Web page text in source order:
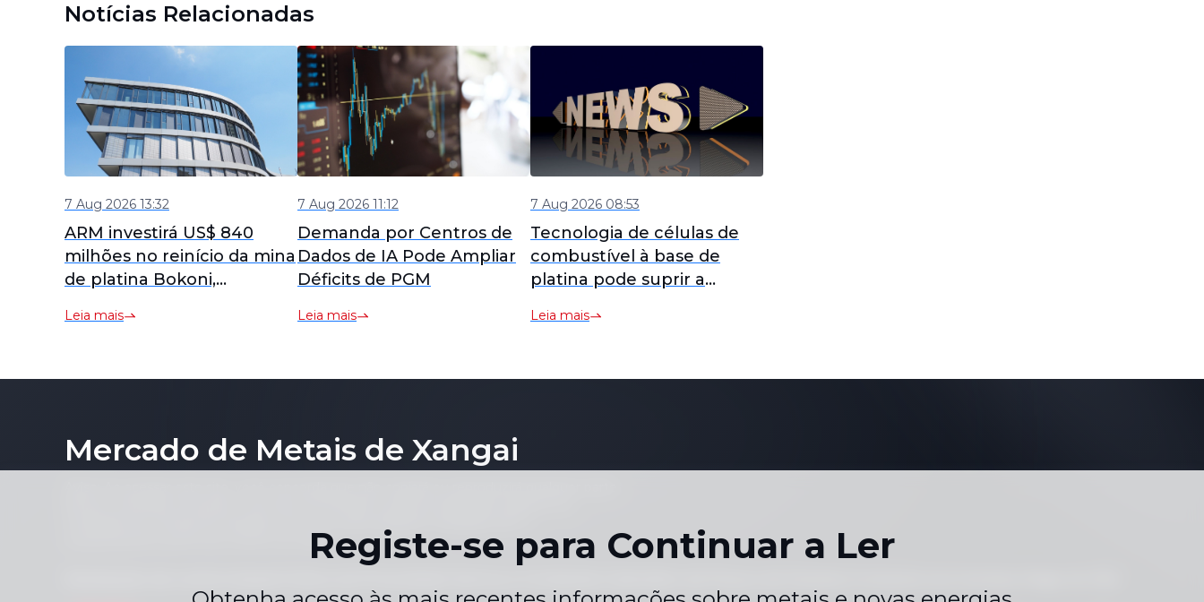
Notícias Relacionadas
7 Aug 2026 13:32
ARM investirá US$ 840
milhões no reinício da mina
de platina Bokoni,
sobre o fluxo de caixa
Leia mais
7 Aug 2026 11:12
Demanda por Centros de
Dados de IA Pode Ampliar
Déficits de PGM
Leia mais
7 Aug 2026 08:53
Tecnologia de células de
combustível à base de
platina pode suprir a
data centers
Leia mais
Registe-se para Continuar a Ler
Mercado de Metais de Xangai
consentimento prévio por escrito do editor.